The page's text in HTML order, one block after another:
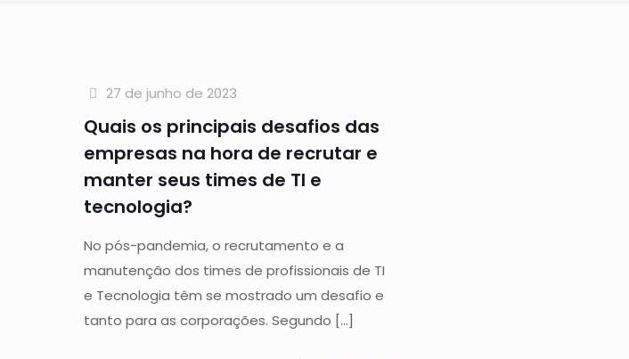
27 de junho de 2023
Quais os principais desafios das
empresas na hora de recrutar e
manter seus times de TI e
tecnologia?
No pós-pandemia, o recrutamento e a
manutenção dos times de profissionais de TI
e Tecnologia têm se mostrado um desafio e
tanto para as corporações. Segundo […]